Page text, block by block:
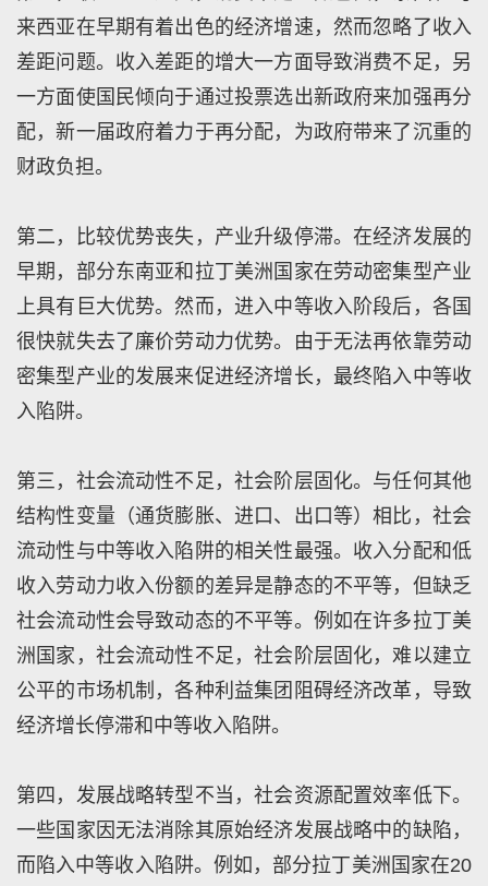
来西亚在早期有着出色的经济增速，然而忽略了收入
差距问题。收入差距的增大一方面导致消费不足，另
一方面使国民倾向于通过投票选出新政府来加强再分
配，新一届政府着力于再分配，为政府带来了沉重的
财政负担。
第二，比较优势丧失，产业升级停滞。在经济发展的
早期，部分东南亚和拉丁美洲国家在劳动密集型产业
上具有巨大优势。然而，进入中等收入阶段后，各国
很快就失去了廉价劳动力优势。由于无法再依靠劳动
密集型产业的发展来促进经济增长，最终陷入中等收
入陷阱。
第三，社会流动性不足，社会阶层固化。与任何其他
结构性变量（通货膨胀、进口、出口等）相比，社会
流动性与中等收入陷阱的相关性最强。收入分配和低
收入劳动力收入份额的差异是静态的不平等，但缺乏
社会流动性会导致动态的不平等。例如在许多拉丁美
洲国家，社会流动性不足，社会阶层固化，难以建立
公平的市场机制，各种利益集团阻碍经济改革，导致
经济增长停滞和中等收入陷阱。
第四，发展战略转型不当，社会资源配置效率低下。
一些国家因无法消除其原始经济发展战略中的缺陷，
而陷入中等收入陷阱。例如，部分拉丁美洲国家在20